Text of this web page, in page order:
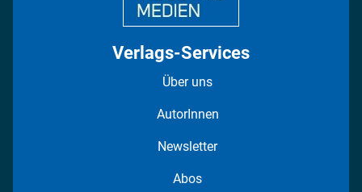
Verlags-Services
Über uns
AutorInnen
Newsletter
Abos